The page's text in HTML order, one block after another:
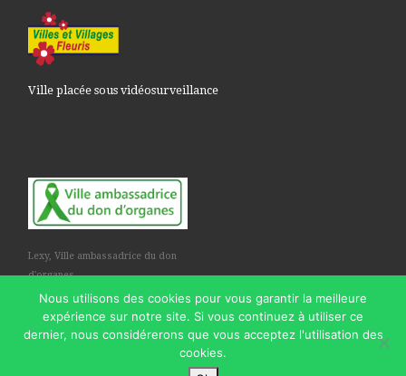
Ville placée sous vidéosurveillance
Lexy, Ville ambassadrice du don
d'organes
Commune de Lexy– Tous droits réservés
Nous utilisons des cookies pour vous garantir la meilleure
expérience sur notre site. Si vous continuez à utiliser ce
dernier, nous considérerons que vous acceptez l'utilisation des
cookies.